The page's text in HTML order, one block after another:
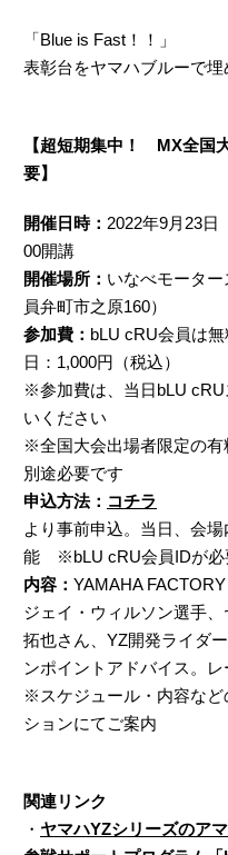
「Blue is Fast！！」
表彰台をヤマハブルーで埋
【超短期集中！ MX全国
要】
開催日時： 2022年9月23
00開講
開催場所： いなべモータ
員弁町市之原160）
参加費： bLU cRU会員は
日：1,000円（税込）
※参加費は、当日bLU
いください
※全国大会出場者限定の
別途必要です
申込方法： コチラ
より事前申込。当日、会
能 ※bLU cRU会員IDが必
内容： YAMAHA
ジェイ・ウィルソン選手
拓也さん、YZ開発ライダ
ンポイントアドバイス。
※スケジュール・内容など
ションにてご案内
関連リンク
・ ヤマハYZシリーズのア